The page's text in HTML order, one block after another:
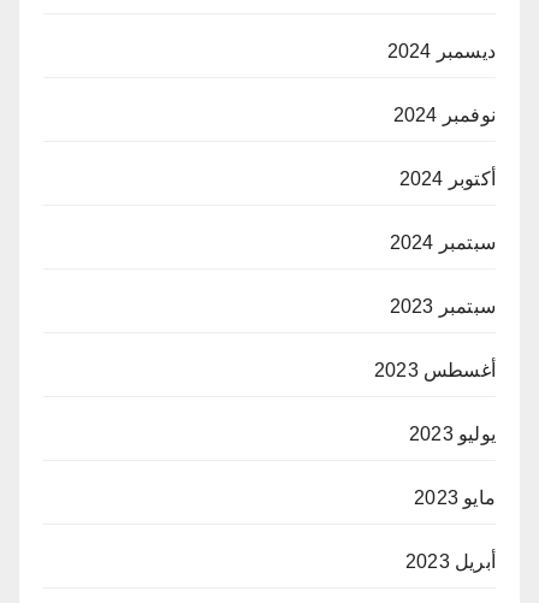
ديسمبر 2024
نوفمبر 2024
أكتوبر 2024
سبتمبر 2024
سبتمبر 2023
أغسطس 2023
يوليو 2023
مايو 2023
أبريل 2023